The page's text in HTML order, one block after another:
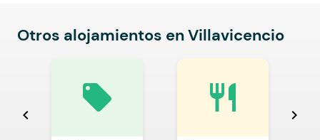
Otros alojamientos en Villavicencio
chevron_left
local_offer restaurant
chevron_right